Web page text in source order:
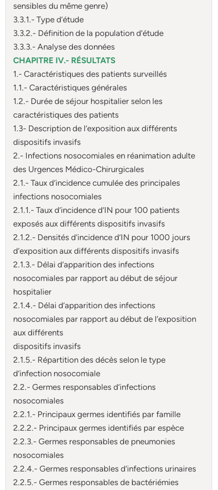
sensibles du même genre)
3.3.1.- Type d’étude
3.3.2.- Définition de la population d’étude
3.3.3.- Analyse des données
CHAPITRE IV.- RÉSULTATS
1.- Caractéristiques des patients surveillés
1.1.- Caractéristiques générales
1.2.- Durée de séjour hospitalier selon les
caractéristiques des patients
1.3- Description de l’exposition aux différents
dispositifs invasifs
2.- Infections nosocomiales en réanimation adulte
des Urgences Médico-Chirurgicales
2.1.- Taux d’incidence cumulée des principales
infections nosocomiales
2.1.1.- Taux d’incidence d’IN pour 100 patients
exposés aux différents dispositifs invasifs
2.1.2.- Densités d’incidence d’IN pour 1000 jours
d’exposition aux différents dispositifs invasifs
2.1.3.- Délai d’apparition des infections
nosocomiales par rapport au début de séjour
hospitalier
2.1.4.- Délai d’apparition des infections
nosocomiales par rapport au début de l’exposition
aux différents
dispositifs invasifs
2.1.5.- Répartition des décès selon le type
d’infection nosocomiale
2.2.- Germes responsables d’infections
nosocomiales
2.2.1.- Principaux germes identifiés par famille
2.2.2.- Principaux germes identifiés par espèce
2.2.3.- Germes responsables de pneumonies
nosocomiales
2.2.4.- Germes responsables d’infections urinaires
2.2.5.- Germes responsables de bactériémies